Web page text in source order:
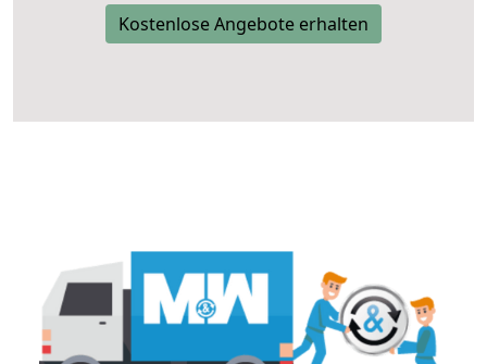
Kostenlose Angebote erhalten